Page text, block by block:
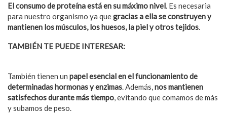
El consumo de proteína está en su máximo nivel. Es necesaria
para nuestro organismo ya quegracias a ella se construyen y
mantienen los músculos, los huesos, la piel y otros tejidos.
TAMBIÉN TE PUEDE INTERESAR:
También tienen un papel esencial en el funcionamiento de
determinadas hormonas y enzimas. Además,nos mantienen
satisfechos durante más tiempo, evitando que comamos de más
y subamos de peso.